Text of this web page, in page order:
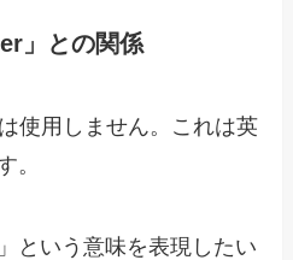
」との関係
使用しません。これは英
。
という意味を表現したい